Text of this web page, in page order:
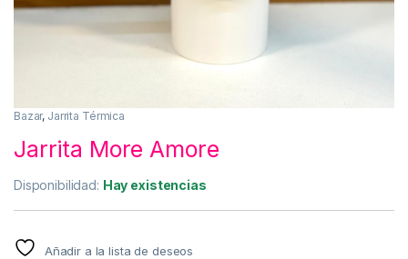
Bazar, Jarrita Térmica
Jarrita More Amore
Disponibilidad: Hay existencias
Añadir a la lista de deseos